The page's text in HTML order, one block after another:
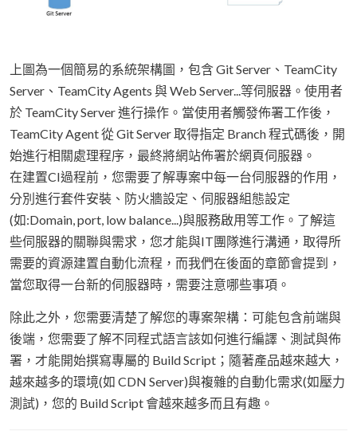
上圖為一個簡易的系統架構圖，包含 Git Server、TeamCity
Server、TeamCity Agents 與 Web Server...等伺服器。使用者
於 TeamCity Server 進行操作。當使用者觸發佈署工作後，
TeamCity Agent 從 Git Server 取得指定 Branch 程式碼後，開
始進行相關處理程序，最終將網站佈署於網頁伺服器。
在建置CI過程前，您需要了解專案中每一台伺服器的作用，
分別進行套件安裝、防火牆設定、伺服器組態設定
(如:Domain, port, low balance...)與服務啟用等工作。了解這
些伺服器的關聯與需求，您才能與IT團隊進行溝通，取得所
需要的資源建置自動化流程，而我們在後面的章節會提到，
當您取得一台新的伺服器時，需要注意哪些事項。
除此之外，您需要清楚了解您的專案架構：可能包含前端與
後端，您需要了解不同程式語言該如何進行編譯、測試與佈
署，才能開始撰寫專屬的 Build Script；隨著產品越來越大，
越來越多的環境(如 CDN Server)與複雜的自動化需求(如壓力
測試)，您的 Build Script 會越來越多而且有趣。